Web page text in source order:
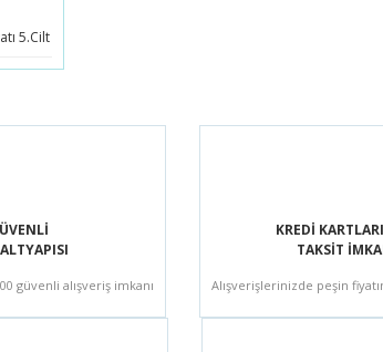
5.Cilt
güvenli alışveriş imkanı
KREDİ
TAKSİT
Alışverişlerinizde peşin